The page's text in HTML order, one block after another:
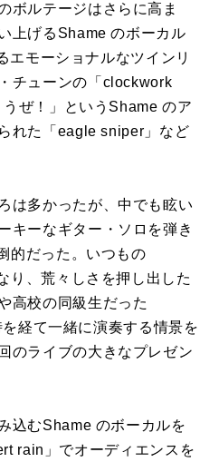
ボルテージはさらに高ま
上げるShame のボーカル
エモーショナルなツインリ
チューンの「clockwork
ぜ！」というShame のア
れた「eagle sniper」など
は多かったが、中でも眩い
キーなギター・ソロを弾き
的だった。いつもの
り、荒々しさを押し出した
高校の同級生だった
経て一緒に演奏する情景を
のライブの大きなプレゼン
込むShame のボーカルを
rain」でオーディエンスを